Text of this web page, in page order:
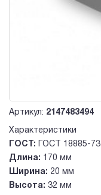
Артикул: 2147483494
Характеристики
ГОСТ:
ГОСТ 18885-73
Длина: 170 мм
Ширина: 20 мм
Высота: 32 мм